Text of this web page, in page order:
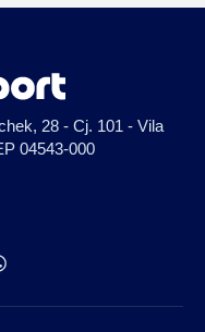
28 - Cj. 101 - Vila
04543-000